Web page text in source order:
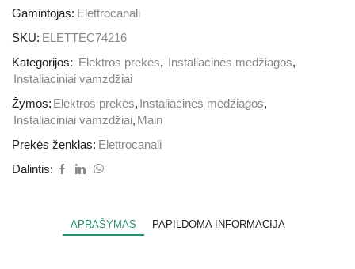
Gamintojas: Elettrocanali
SKU: ELETTEC74216
Kategorijos:
Elektros prekės, Instaliacinės medžiagos,
Instaliaciniai vamzdžiai
Žymos: Elektros prekės, Instaliacinės medžiagos,
Instaliaciniai vamzdžiai, Main
Prekės ženklas: Elettrocanali
Dalintis:
APRAŠYMAS PAPILDOMA INFORMACIJA